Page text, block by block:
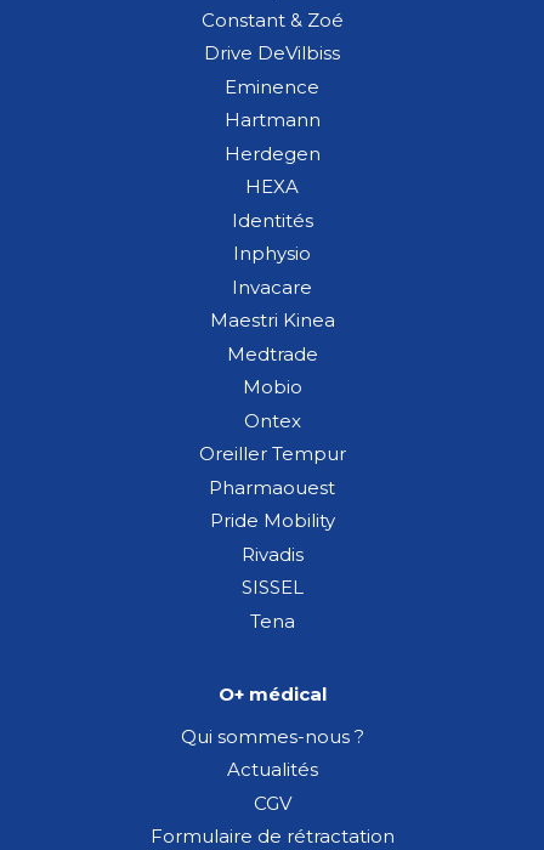
Constant & Zoé
Drive DeVilbiss
Eminence
Hartmann
Herdegen
HEXA
Identités
Inphysio
Invacare
Maestri Kinea
Medtrade
Mobio
Ontex
Oreiller Tempur
Pharmaouest
Pride Mobility
Rivadis
SISSEL
Tena
O+ médical
Qui sommes-nous ?
Actualités
CGV
Formulaire de rétractation